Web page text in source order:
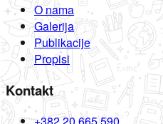
O nama
Galerija
Publikacije
Propisi
Kontakt